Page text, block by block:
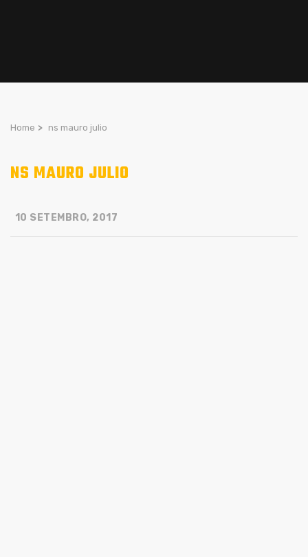
Home > ns mauro julio
NS MAURO JULIO
10 SETEMBRO, 2017